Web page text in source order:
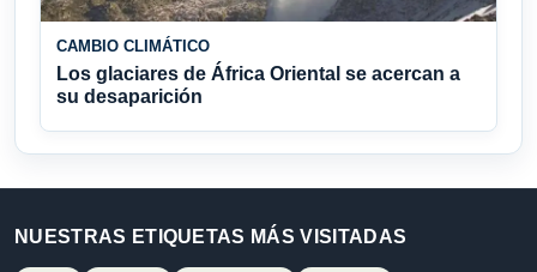
CAMBIO CLIMÁTICO
Los glaciares de África Oriental se acercan a
su desaparición
NUESTRAS ETIQUETAS MÁS VISITADAS